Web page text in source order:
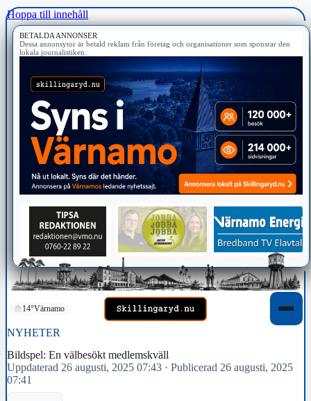
Hoppa till innehåll
BETALDA ANNONSER
Dessa annonsytor är betald reklam från företag och organisationer som sponsrar den
lokala journalistiken.
14°Värnamo
NYHETER
Bildspel: En välbesökt medlemskväll
Uppdaterad 26 augusti, 2025 07:43 · Publicerad 26 augusti, 2025
07:41